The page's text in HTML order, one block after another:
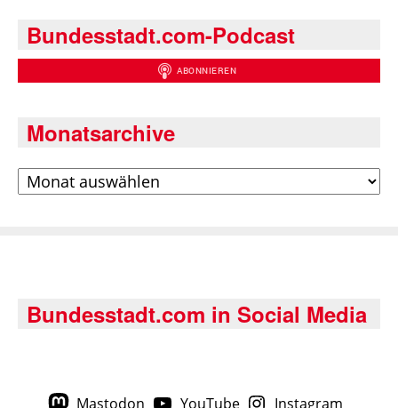
Bundesstadt.com-Podcast
Monatsarchive
Archiv
Bundesstadt.com in Social Media
Mastodon YouTube
Instagram